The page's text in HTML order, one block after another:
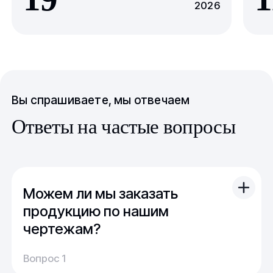
2026
Вы спрашиваете, мы отвечаем
Ответы на частые вопросы
Можем ли мы заказать
продукцию по нашим
чертежам?
Вы можете отправить свой чертеж/проект
(в т.ч. примерный) с техническим заданием.
Вопрос 1